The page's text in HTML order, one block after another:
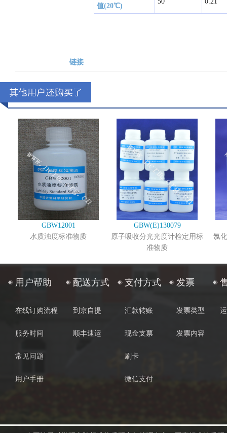
值(20℃)
链接
GBW12001
水质浊度标准物质
GBW(E)130079
原子吸收分光光度计检定用标
准物质
氯
用户帮助
在线订购流程
服务时间
常见问题
用户手册
配送方式
到京自提
顺丰速运
支付方式
汇款转账
现金支票
刷卡
微信支付
发票
发票类型
发票内容